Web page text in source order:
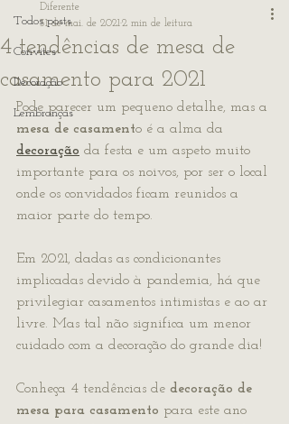
Todos posts
Convites
Decoração
Lembranças
4 tendências de mesa de
casamento para 2021
Diferente
31 de mai. de 20212 min de leitura
Pode parecer um pequeno detalhe, mas a
mesa de casamento é a alma da
decoração da festa e um aspeto muito
importante para os noivos, por ser o local
onde os convidados ficam reunidos a
maior parte do tempo.
Em 2021, dadas as condicionantes
implicadas devido à pandemia, há que
privilegiar casamentos intimistas e ao ar
livre. Mas tal não significa um menor
cuidado com a decoração do grande dia!
Conheça 4 tendências de decoração de
mesa para casamento para este ano